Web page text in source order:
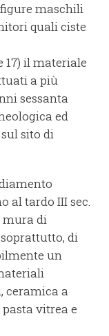
maschili
quali ciste
il materiale
a più
sessanta
ed
sito di
al tardo III sec.
mura di
di
un
ceramica a
vitrea e